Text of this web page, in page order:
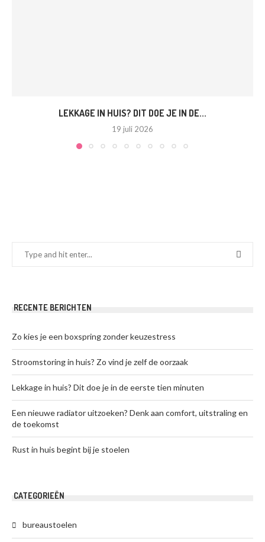
LEKKAGE IN HUIS? DIT DOE JE IN DE...
19 juli 2026
RECENTE BERICHTEN
Zo kies je een boxspring zonder keuzestress
Stroomstoring in huis? Zo vind je zelf de oorzaak
Lekkage in huis? Dit doe je in de eerste tien minuten
Een nieuwe radiator uitzoeken? Denk aan comfort, uitstraling en
de toekomst
Rust in huis begint bij je stoelen
CATEGORIEËN
bureaustoelen